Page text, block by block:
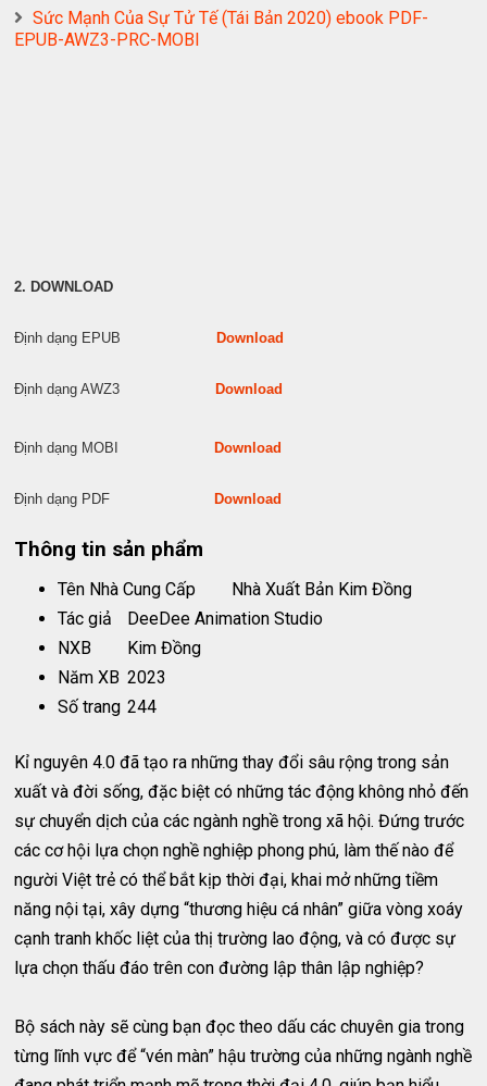
Sức Mạnh Của Sự Tử Tế (Tái Bản 2020) ebook PDF-
EPUB-AWZ3-PRC-MOBI
2. DOWNLOAD
Định dạng EPUB Download
Định dạng AWZ3 Download
Định dạng MOBI Download
Định dạng PDF Download
Thông tin sản phẩm
Tên Nhà Cung Cấp
Nhà Xuất Bản Kim Đồng
Tác giả
DeeDee Animation Studio
NXB
Kim Đồng
Năm XB 2023
Số trang 244
Kỉ nguyên 4.0 đã tạo ra những thay đổi sâu rộng trong sản
xuất và đời sống, đặc biệt có những tác động không nhỏ đến
sự chuyển dịch của các ngành nghề trong xã hội. Đứng trước
các cơ hội lựa chọn nghề nghiệp phong phú, làm thế nào để
người Việt trẻ có thể bắt kịp thời đại, khai mở những tiềm
năng nội tại, xây dựng “thương hiệu cá nhân” giữa vòng xoáy
cạnh tranh khốc liệt của thị trường lao động, và có được sự
lựa chọn thấu đáo trên con đường lập thân lập nghiệp?
Bộ sách này sẽ cùng bạn đọc theo dấu các chuyên gia trong
từng lĩnh vực để “vén màn” hậu trường của những ngành nghề